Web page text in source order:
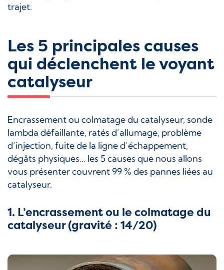
trajet.
Les 5 principales causes
qui déclenchent le voyant
catalyseur
Encrassement ou colmatage du catalyseur, sonde
lambda défaillante, ratés d’allumage, problème
d’injection, fuite de la ligne d’échappement,
dégâts physiques… les 5 causes que nous allons
vous présenter couvrent 99 % des pannes liées au
catalyseur.
1. L’encrassement ou le colmatage du
catalyseur (gravité : 14/20)